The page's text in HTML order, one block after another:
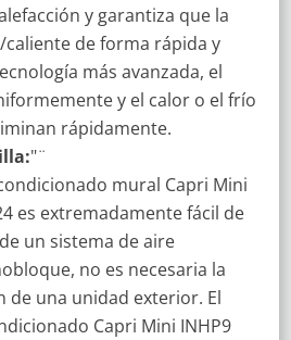
y garantiza que la
de forma rápida y
más avanzada, el
y el calor o el frío
rápidamente.
"¨
mural Capri Mini
es extremadamente fácil de
un sistema de aire
no es necesaria la
de una unidad exterior. El
Capri Mini INHP9